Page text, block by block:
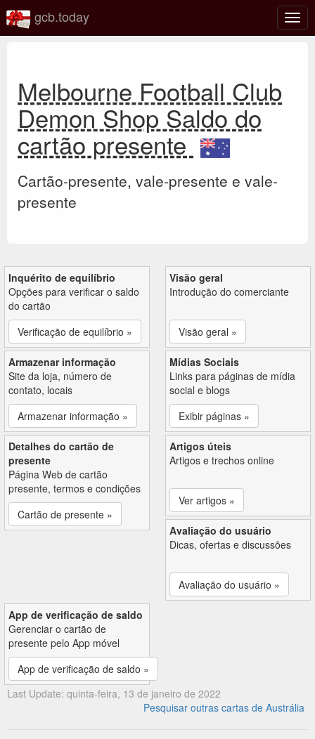
gcb.today
Melbourne Football Club
Demon Shop Saldo do
cartão presente
Cartão-presente, vale-presente e vale-
presente
Inquérito de equilíbrio
Opções para verificar o saldo
do cartão
Verificação de equilíbrio »
Visão geral
Introdução do comerciante
Visão geral »
Armazenar informação
Site da loja, número de
contato, locais
Armazenar informação »
Mídias Sociais
Links para páginas de mídia
social e blogs
Exibir páginas »
Detalhes do cartão de
presente
Página Web de cartão
presente, termos e condições
Cartão de presente »
Artigos úteis
Artigos e trechos online
Ver artigos »
Avaliação do usuário
Dicas, ofertas e discussões
Avaliação do usuário »
App de verificação de saldo
Gerenciar o cartão de
presente pelo App móvel
App de verificação de saldo »
Last Update: quinta-feira, 13 de janeiro de 2022
Pesquisar outras cartas de Austrália